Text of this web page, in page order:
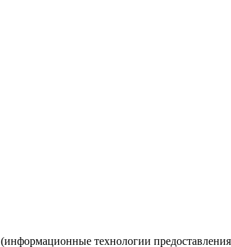
(информационные технологии